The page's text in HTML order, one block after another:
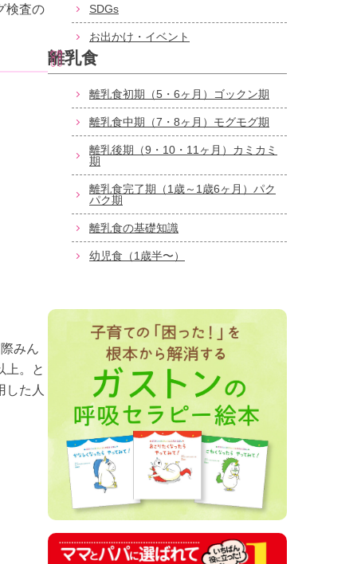
検査の
みん
上。と
した人
SDGs
お出かけ・イベント
離乳食
離乳食初期（5・6ヶ月）ゴックン期
離乳食中期（7・8ヶ月）モグモグ期
離乳後期（9・10・11ヶ月）カミカミ
期
離乳食完了期（1歳～1歳6ヶ月）パク
パク期
離乳食の基礎知識
幼児食（1歳半〜）